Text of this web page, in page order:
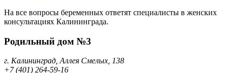
На все вопросы беременных ответят специалисты в женских
консультациях Калининграда.
Родильный дом №3
г. Калининград, Аллея Смелых, 138
+7 (401) 264-59-16